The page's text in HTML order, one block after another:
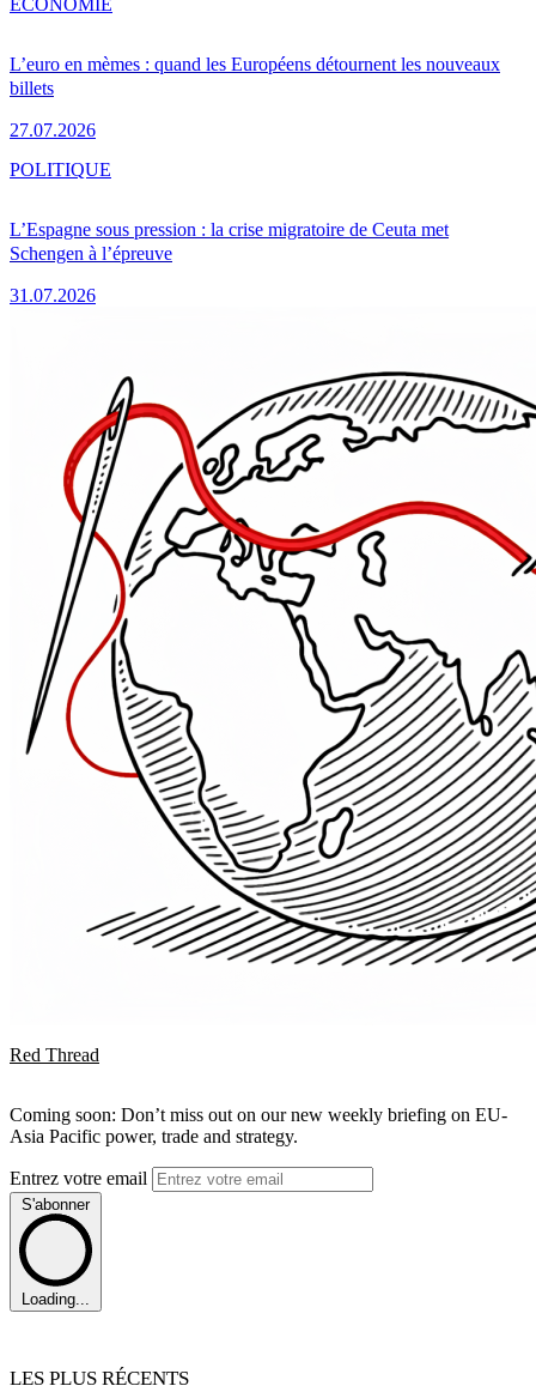
L’euro en mèmes : quand les Européens détournent les nouveaux
billets
27.07.2026
L’Espagne sous pression : la crise migratoire de Ceuta met
Schengen à l’épreuve
31.07.2026
POLITIQUE
Red Thread
Coming soon: Don’t miss out on our new weekly briefing on EU-
Asia Pacific power, trade and strategy.
Entrez votre email
S'abonner
Loading...
LES PLUS RÉCENTS